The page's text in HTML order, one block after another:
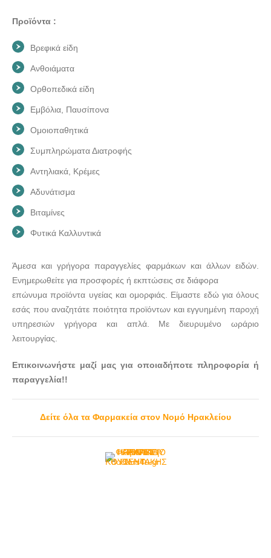
Προϊόντα :
Βρεφικά είδη
Ανθοιάματα
Ορθοπεδικά είδη
Εμβόλια, Παυσίπονα
Ομοιοπαθητικά
Συμπληρώματα Διατροφής
Αντηλιακά, Κρέμες
Αδυνάτισμα
Βιταμίνες
Φυτικά Καλλυντικά
Άμεσα και γρήγορα παραγγελίες φαρμάκων και άλλων ειδών.
Ενημερωθείτε για προσφορές ή εκπτώσεις σε διάφορα
επώνυμα προϊόντα υγείας και ομορφιάς. Είμαστε εδώ για όλους
εσάς που αναζητάτε ποιότητα προϊόντων και εγγυημένη παροχή
υπηρεσιών γρήγορα και απλά. Με διευρυμένο ωράριο
λειτουργίας.
Επικοινωνήστε μαζί μας για οποιαδήποτε πληροφορία ή
παραγγελία!!
Δείτε όλα τα Φαρμακεία στον Νομό Ηρακλείου